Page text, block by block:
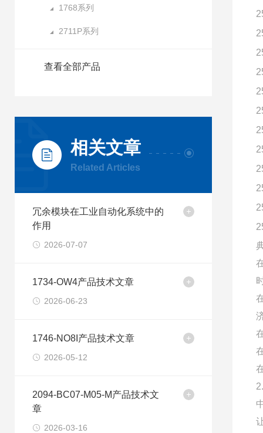
1768系列
2711P系列
查看全部产品
相关文章
Related Articles
冗余模块在工业自动化系统中的
作用
2026-07-07
1734-OW4产品技术文章
2026-06-23
1746-NO8I产品技术文章
2026-05-12
2094-BC07-M05-M产品技术文
章
2026-03-16